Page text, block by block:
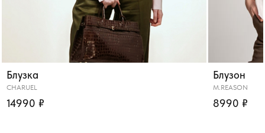
Блузка
CHARUEL
14990 ₽
Блузон
M.REASON
8990 ₽